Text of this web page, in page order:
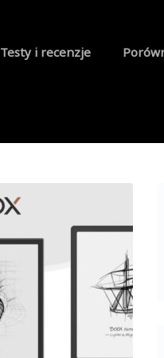
Testy i recenzje